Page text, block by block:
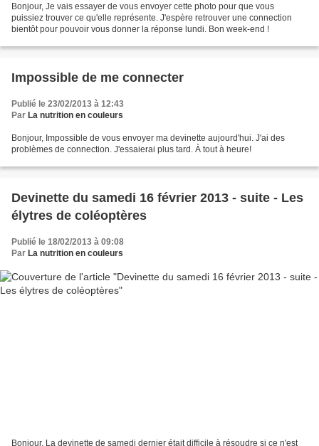
Bonjour, Je vais essayer de vous envoyer cette photo pour que vous
puissiez trouver ce qu'elle représente. J'espère retrouver une connection
bientôt pour pouvoir vous donner la réponse lundi. Bon week-end !
Impossible de me connecter
Publié le 23/02/2013 à 12:43
Par La nutrition en couleurs
Bonjour, Impossible de vous envoyer ma devinette aujourd'hui. J'ai des
problèmes de connection. J'essaierai plus tard. À tout à heure!
Devinette du samedi 16 février 2013 - suite - Les
élytres de coléoptères
Publié le 18/02/2013 à 09:08
Par La nutrition en couleurs
Bonjour, La devinette de samedi dernier était difficile à résoudre si ce n'est